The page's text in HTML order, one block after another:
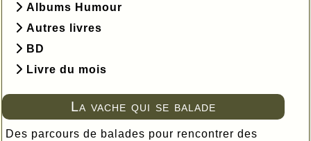
Albums Humour
Autres livres
BD
Livre du mois
La vache qui se balade
Des parcours de balades pour rencontrer des